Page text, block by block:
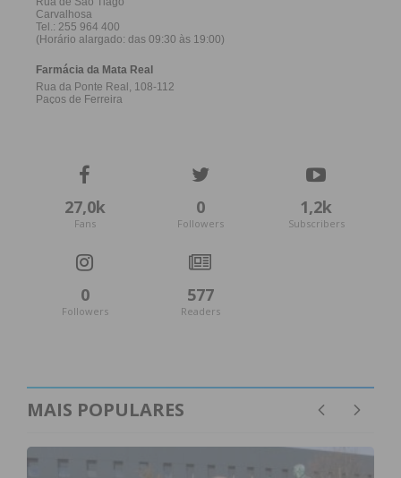
27,0k
Fans
0
Followers
1,2k
Subscribers
0
Followers
577
Readers
MAIS POPULARES